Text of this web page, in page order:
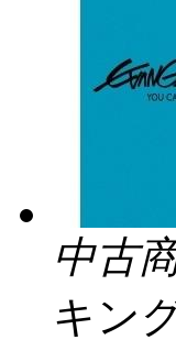
中古
キン